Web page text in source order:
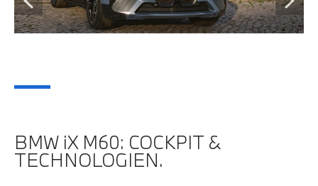
BMW iX M60: COCKPIT &
TECHNOLOGIEN.